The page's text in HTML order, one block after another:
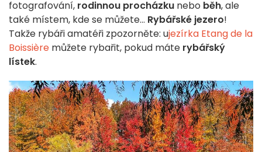
fotografování, rodinnou procházku nebo běh, ale
také místem, kde se můžete... Rybářské jezero!
Takže rybáři amatéři zpozorněte: ujezírka Etang de la
Boissière můžete rybařit, pokud máte rybářský
lístek.